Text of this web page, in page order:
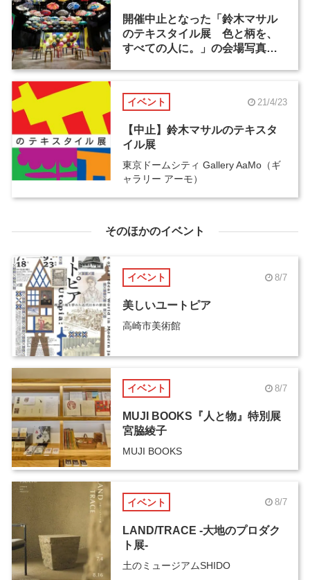
開催中止となった「鈴木マサル
のテキスタイル展 色と柄を、
すべての人に。」の会場写真と
イベント 21/4/23
【中止】鈴木マサルのテキスタ
イル展
東京ドームシティ Gallery AaMo（ギ
ャラリー アーモ）
そのほかのイベント
イベント 8/7
美しいユートピア
高崎市美術館
イベント 8/7
MUJI BOOKS『人と物』特別展
宮脇綾子
MUJI BOOKS
イベント 8/7
LAND/TRACE -大地のプロダク
ト展-
土のミュージアムSHIDO